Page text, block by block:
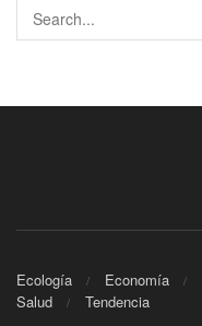
Ecología Economía
Salud
Tendencia